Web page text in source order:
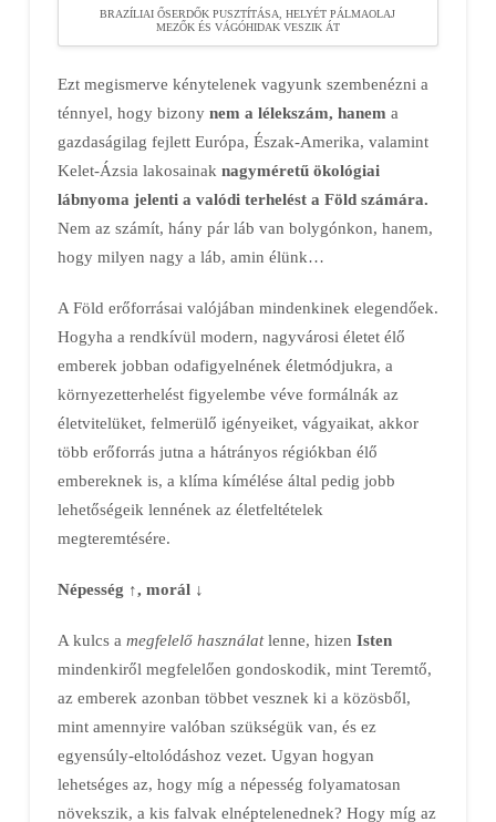
BRAZÍLIAI ŐSERDŐK PUSZTÍTÁSA, HELYÉT PÁLMAOLAJ
MEZŐK ÉS VÁGÓHIDAK VESZIK ÁT
Ezt megismerve kénytelenek vagyunk szembenézni a
ténnyel, hogy bizony nem a lélekszám, hanem a
gazdaságilag fejlett Európa, Észak-Amerika, valamint
Kelet-Ázsia lakosainak nagyméretű ökológiai
lábnyoma jelenti a valódi terhelést a Föld számára.
Nem az számít, hány pár láb van bolygónkon, hanem,
hogy milyen nagy a láb, amin élünk…
A Föld erőforrásai valójában mindenkinek elegendőek.
Hogyha a rendkívül modern, nagyvárosi életet élő
emberek jobban odafigyelnének életmódjukra, a
környezetterhelést figyelembe véve formálnák az
életvitelüket, felmerülő igényeiket, vágyaikat, akkor
több erőforrás jutna a hátrányos régiókban élő
embereknek is, a klíma kímélése által pedig jobb
lehetőségeik lennének az életfeltételek
megteremtésére.
Népesség ↑, morál ↓
A kulcs a megfelelő használatlenne, hizen Isten
mindenkiről megfelelően gondoskodik, mint Teremtő,
az emberek azonban többet vesznek ki a közösből,
mint amennyire valóban szükségük van, és ez
egyensúly-eltolódáshoz vezet. Ugyan hogyan
lehetséges az, hogy míg a népesség folyamatosan
növekszik, a kis falvak elnéptelenednek? Hogy míg az